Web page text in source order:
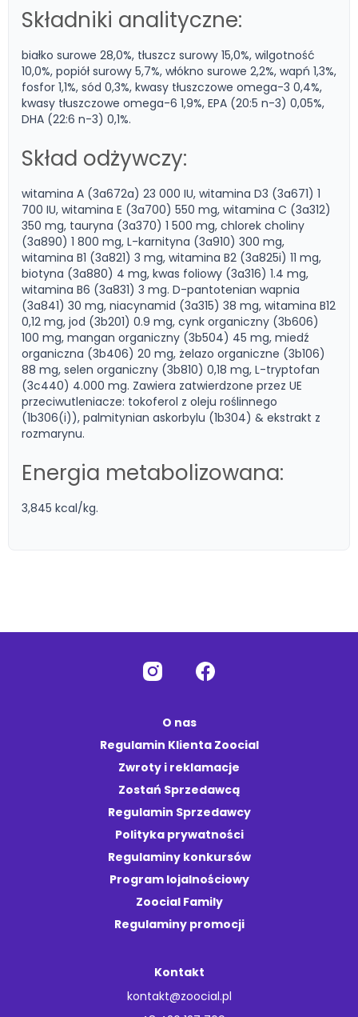
Składniki analityczne:
białko surowe 28,0%, tłuszcz surowy 15,0%, wilgotność
10,0%, popiół surowy 5,7%, włókno surowe 2,2%, wapń 1,3%,
fosfor 1,1%, sód 0,3%, kwasy tłuszczowe omega-3 0,4%,
kwasy tłuszczowe omega-6 1,9%, EPA (20:5 n-3) 0,05%,
DHA (22:6 n-3) 0,1%.
Skład odżywczy:
witamina A (3a672a) 23 000 IU, witamina D3 (3a671) 1
700 IU, witamina E (3a700) 550 mg, witamina C (3a312)
350 mg, tauryna (3a370) 1 500 mg, chlorek choliny
(3a890) 1 800 mg, L-karnityna (3a910) 300 mg,
witamina B1 (3a821) 3 mg, witamina B2 (3a825i) 11 mg,
biotyna (3a880) 4 mg, kwas foliowy (3a316) 1.4 mg,
witamina B6 (3a831) 3 mg. D-pantotenian wapnia
(3a841) 30 mg, niacynamid (3a315) 38 mg, witamina B12
0,12 mg, jod (3b201) 0.9 mg, cynk organiczny (3b606)
100 mg, mangan organiczny (3b504) 45 mg, miedź
organiczna (3b406) 20 mg, żelazo organiczne (3b106)
88 mg, selen organiczny (3b810) 0,18 mg, L-tryptofan
(3c440) 4.000 mg. Zawiera zatwierdzone przez UE
przeciwutleniacze: tokoferol z oleju roślinnego
(1b306(i)), palmitynian askorbylu (1b304) & ekstrakt z
rozmarynu.
Energia metabolizowana:
3,845 kcal/kg.
O nas
Regulamin Klienta Zoocial
Zwroty i reklamacje
Zostań Sprzedawcą
Regulamin Sprzedawcy
Polityka prywatności
Regulaminy konkursów
Program lojalnościowy
Zoocial Family
Regulaminy promocji
Kontakt
kontakt@zoocial.pl